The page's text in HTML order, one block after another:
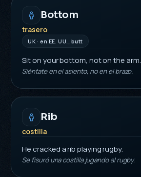
Bottom
trasero
UK · en EE. UU., butt
Sit on your bottom, not on the arm.
Siéntate en el asiento, no en el brazo.
Rib
costilla
He cracked a rib playing rugby.
Se fisuró una costilla jugando al rugby.